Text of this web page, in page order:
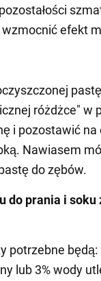
efekt
różdżce" w
i pozostawić
Nawiasem
do zębów.
do prania i
będą:
lub 3% wody